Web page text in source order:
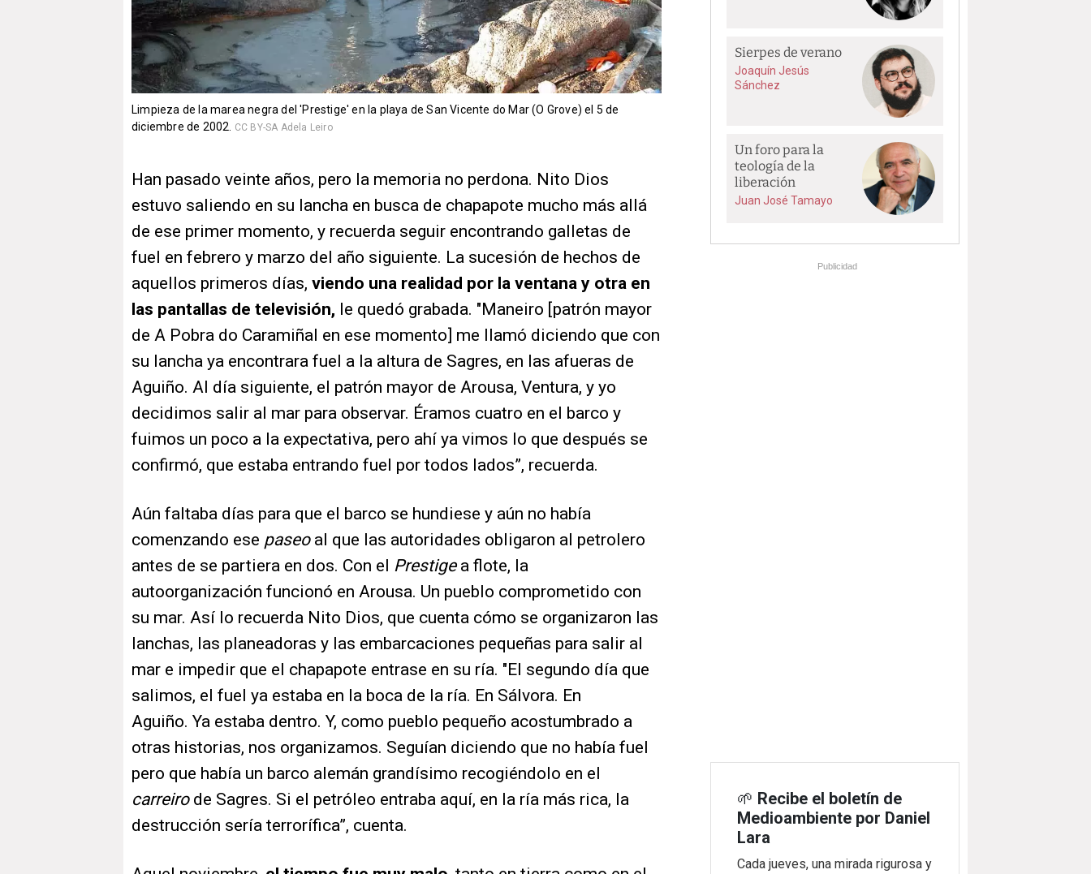
Limpieza de la marea negra del 'Prestige' en la playa de San Vicente do Mar (O Grove) el 5 de
diciembre de 2002.
CC BY-SA Adela Leiro
Han pasado veinte años, pero la memoria no perdona. Nito Dios
estuvo saliendo en su lancha en busca de chapapote mucho más allá
de ese primer momento, y recuerda seguir encontrando galletas de
fuel en febrero y marzo del año siguiente. La sucesión de hechos de
aquellos primeros días, viendo una realidad por la ventana y otra en
las pantallas de televisión, le quedó grabada. ″Maneiro [patrón mayor
de A Pobra do Caramiñal en ese momento] me llamó diciendo que con
su lancha ya encontrara fuel a la altura de Sagres, en las afueras de
Aguiño. Al día siguiente, el patrón mayor de Arousa, Ventura, y yo
decidimos salir al mar para observar. Éramos cuatro en el barco y
fuimos un poco a la expectativa, pero ahí ya vimos lo que después se
confirmó, que estaba entrando fuel por todos lados”, recuerda.
Aún faltaba días para que el barco se hundiese y aún no había
comenzando ese paseoal que las autoridades obligaron al petrolero
antes de se partiera en dos. Con el Prestige a flote, la
autoorganización funcionó en Arousa. Un pueblo comprometido con
su mar. Así lo recuerda Nito Dios, que cuenta cómo se organizaron las
lanchas, las planeadoras y las embarcaciones pequeñas para salir al
mar e impedir que el chapapote entrase en su ría. ″El segundo día que
salimos, el fuel ya estaba en la boca de la ría. En Sálvora. En
Aguiño. Ya estaba dentro. Y, como pueblo pequeño acostumbrado a
otras historias, nos organizamos. Seguían diciendo que no había fuel
pero que había un barco alemán grandísimo recogiéndolo en el
carreiro de Sagres. Si el petróleo entraba aquí, en la ría más rica, la
destrucción sería terrorífica”, cuenta.
Sierpes de verano
Joaquín Jesús
Sánchez
Un foro para la
teología de la
liberación
Juan José Tamayo
Publicidad
🌱 Recibe el boletín de
Medioambiente por Daniel
Lara
Cada jueves, una mirada rigurosa y